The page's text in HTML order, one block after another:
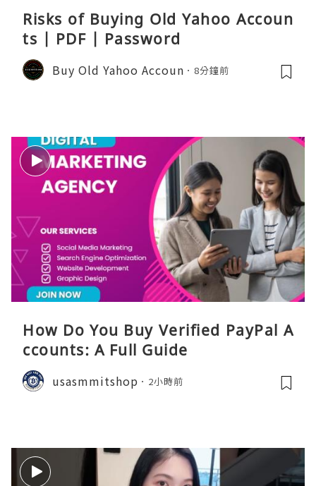
Risks of Buying Old Yahoo Accoun
ts | PDF | Password
Buy Old Yahoo Accoun 8分鐘前
How Do You Buy Verified PayPal A
ccounts: A Full Guide
usasmmitshop 2小時前